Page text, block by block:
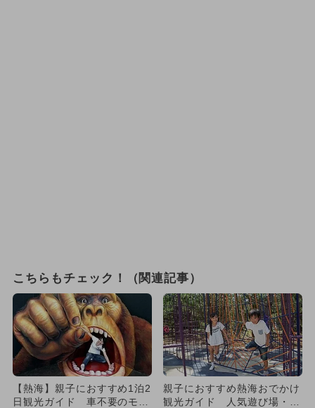
こちらもチェック！（関連記事）
【熱海】親子におすすめ1泊2
日観光ガイド 車不要のモデ
親子におすすめ熱海おでかけ
観光ガイド 人気遊び場・ラ